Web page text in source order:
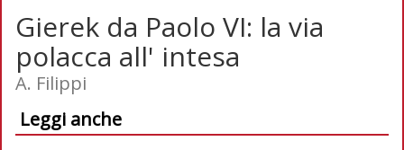
Gierek da Paolo VI: la via
polacca all' intesa
A. Filippi
Leggi anche